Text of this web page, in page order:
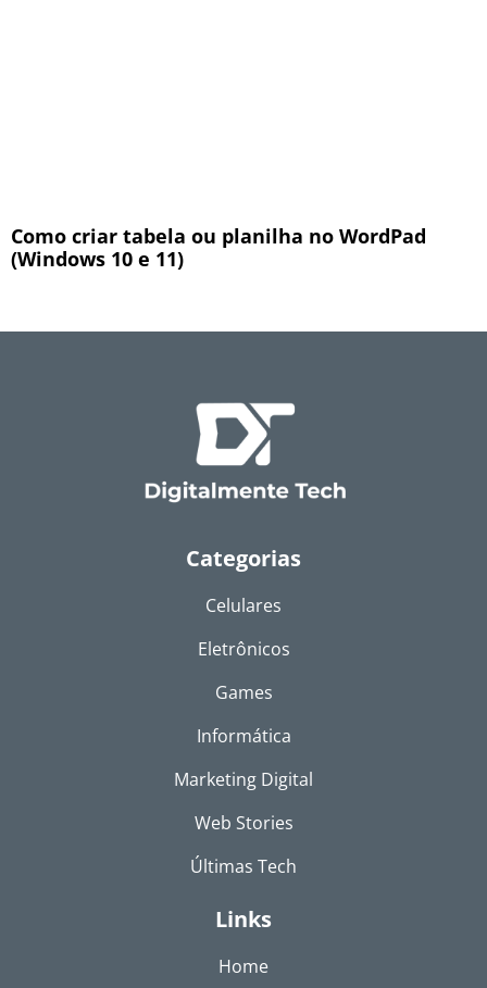
Como criar tabela ou planilha no WordPad
(Windows 10 e 11)
Categorias
Celulares
Eletrônicos
Games
Informática
Marketing Digital
Web Stories
Últimas Tech
Links
Home